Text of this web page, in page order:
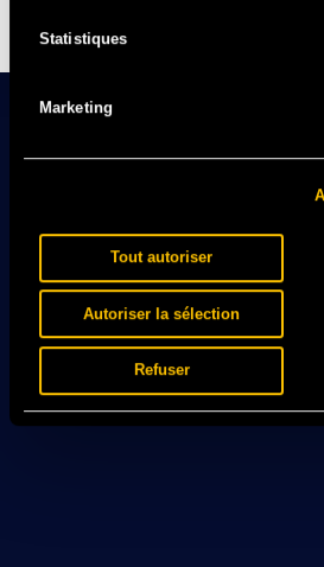
Statistiques
Marketing
Tout autoriser
Autoriser la sélection
Refuser